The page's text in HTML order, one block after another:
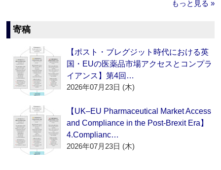
もっと見る »
寄稿
【ポスト・ブレグジット時代における英
国・EUの医薬品市場アクセスとコンプラ
イアンス】第4回…
2026年07月23日 (木)
【UK–EU Pharmaceutical Market Access
and Compliance in the Post-Brexit Era】
4.Complianc…
2026年07月23日 (木)